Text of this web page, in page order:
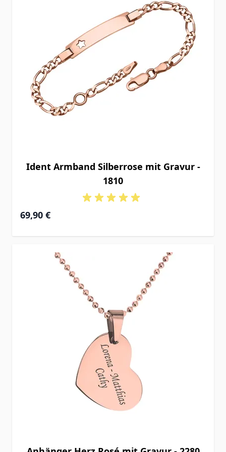
Ident Armband Silberrose mit Gravur -
1810
Ab
69,90 €